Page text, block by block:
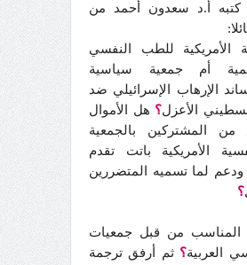
أ.د سعدون أحمد من
الأمريكية للطب النفسي
أم جمعية سياسية
الإرهاب الإسرائيلي ضد
الأعزل؟ هل الأموال
من المشتركين بالجمعية
الأمريكية باتت تقدم
لما تسميه المتضررين
؟
المناسب من قبل جمعيات
العربية؟ ثم أرفق ترجمة